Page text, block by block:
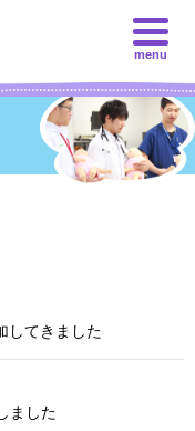
menu
してきました
ました